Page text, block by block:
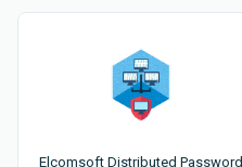
Elcomsoft Distributed Password